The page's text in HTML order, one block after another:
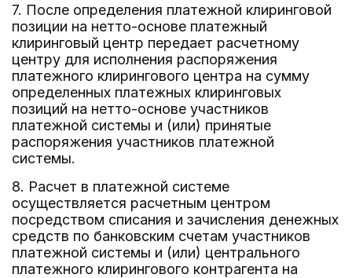
7. После определения платежной клиринговой
позиции на нетто-основе платежный
клиринговый центр передает расчетному
центру для исполнения распоряжения
платежного клирингового центра на сумму
определенных платежных клиринговых
позиций на нетто-основе участников
платежной системы и (или) принятые
распоряжения участников платежной
системы.
8. Расчет в платежной системе
осуществляется расчетным центром
посредством списания и зачисления денежных
средств по банковским счетам участников
платежной системы и (или) центрального
платежного клирингового контрагента на